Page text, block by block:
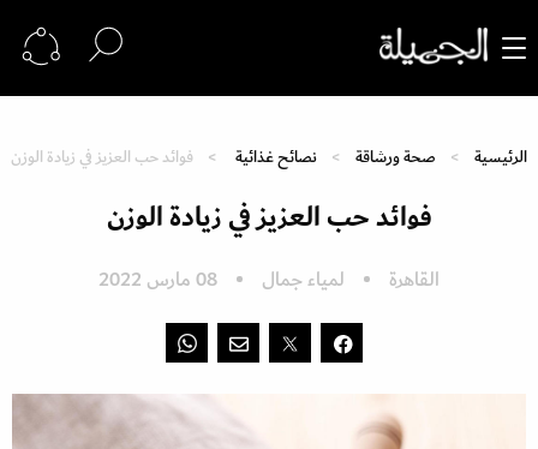
الرئيسية صحة ورشاقة نصائح غذائية فوائد حب العزيز في زيادة الوزن
فوائد حب العزيز في زيادة الوزن
القاهرة لمياء جمال 08 مارس 2022